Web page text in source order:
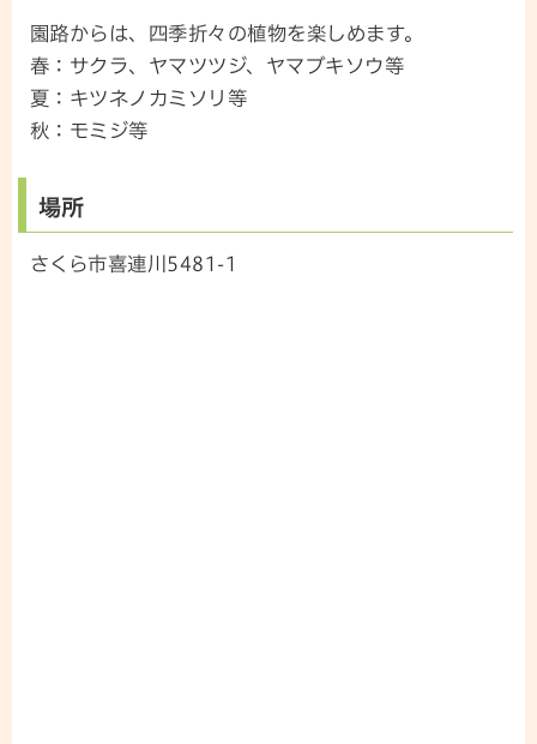
園路からは、四季折々の植物を楽しめます。
春：サクラ、ヤマツツジ、ヤマブキソウ等
夏：キツネノカミソリ等
秋：モミジ等
場所
さくら市喜連川5481-1